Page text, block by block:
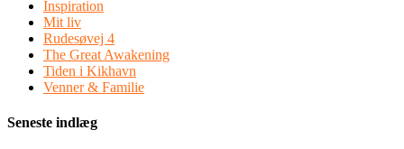
Inspiration
Mit liv
Rudesøvej 4
The Great Awakening
Tiden i Kikhavn
Venner & Familie
Seneste indlæg